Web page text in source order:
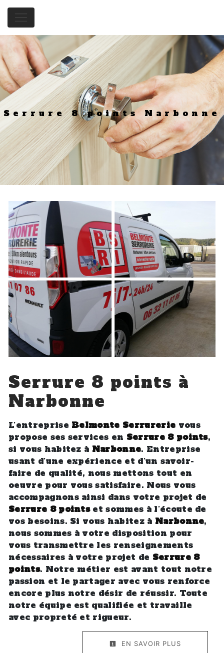
Serrure 8 points Narbonne
Serrure 8 points à
Narbonne
L’entreprise Belmonte Serrurerie vous
propose ses services en Serrure 8 points,
si vous habitez à Narbonne. Entreprise
usant d’une expérience et d’un savoir-
faire de qualité, nous mettons tout en
oeuvre pour vous satisfaire. Nous vous
accompagnons ainsi dans votre projet de
Serrure 8 pointset sommes à l’écoute de
vos besoins. Si vous habitez à Narbonne,
nous sommes à votre disposition pour
vous transmettre les renseignements
nécessaires à votre projet de Serrure 8
points. Notre métier est avant tout notre
passion et le partager avec vous renforce
encore plus notre désir de réussir. Toute
notre équipe est qualifiée et travaille
avec propreté et rigueur.
EN SAVOIR PLUS